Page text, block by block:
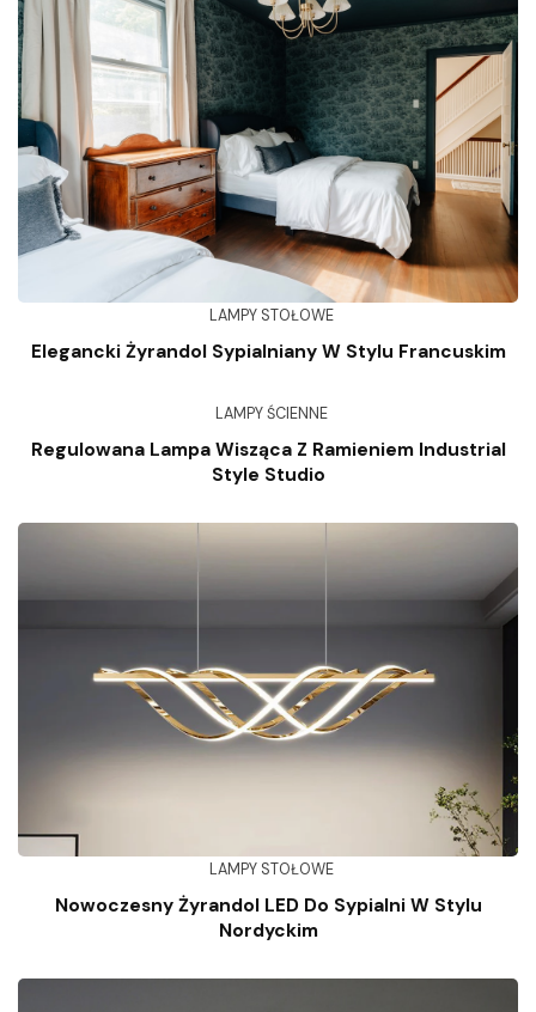
LAMPY STOŁOWE
Elegancki Żyrandol Sypialniany W Stylu Francuskim
LAMPY ŚCIENNE
Regulowana Lampa Wisząca Z Ramieniem Industrial
Style Studio
LAMPY STOŁOWE
Nowoczesny Żyrandol LED Do Sypialni W Stylu
Nordyckim